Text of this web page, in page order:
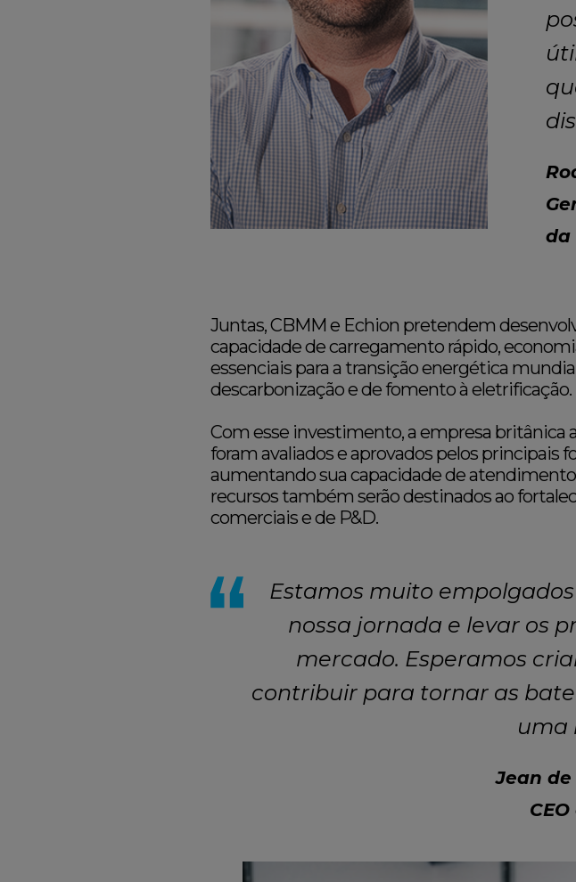
da
Juntas, CBMM e Echion pretendem
capacidade de carregamento rápido,
essenciais para a transição energética
descarbonização e de fomento à eletrificação.
Com esse investimento, a empresa britânica
foram avaliados e aprovados pelos principais
aumentando sua capacidade de
recursos também serão destinados ao
comerciais e de P&D.
Estamos muito
nossa jornada e levar os
mercado. Esperamos
contribuir para tornar as
uma
Jean